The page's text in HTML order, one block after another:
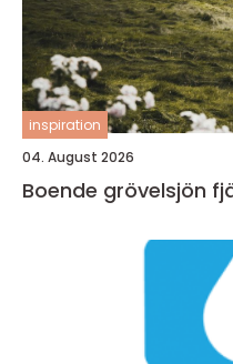
inspiration
04. August 2026